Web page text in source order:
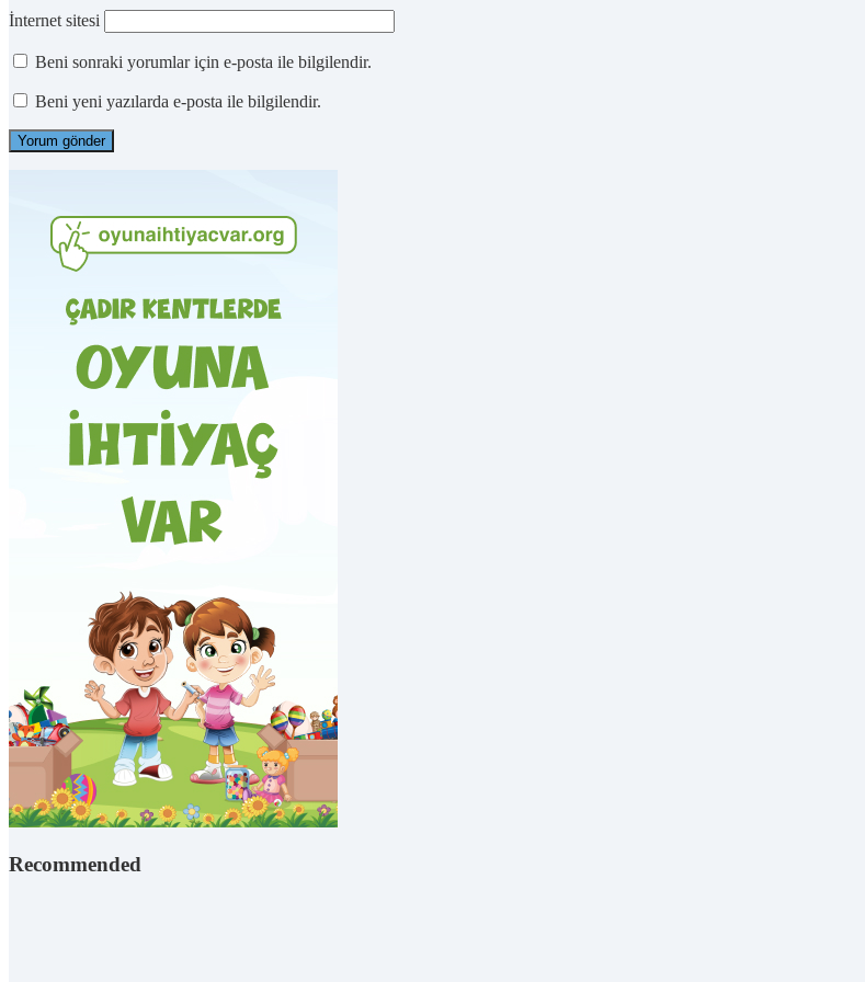
İnternet sitesi
Beni sonraki yorumlar için e-posta ile bilgilendir.
Beni yeni yazılarda e-posta ile bilgilendir.
Recommended